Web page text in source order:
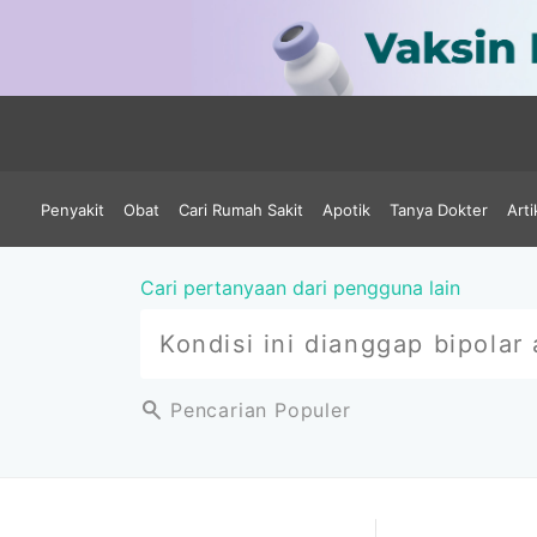
Penyakit Obat Cari Rumah Sakit Apotik Tanya Dokter
Cari pertanyaan dari pengguna lain
Pencarian Populer